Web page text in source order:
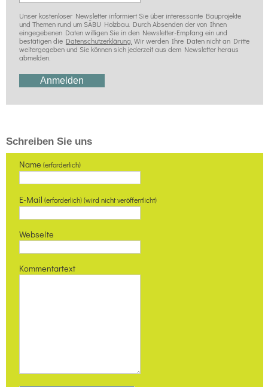
Unser kostenloser Newsletter informiert Sie über interessante Bauprojekte
und Themen rund um SÄBU Holzbau. Durch Absenden der von Ihnen
eingegebenen Daten willigen Sie in den Newsletter-Empfang ein und
bestätigen die Datenschutzerklärung.Wir werden Ihre Daten nicht an Dritte
weitergegeben und Sie können sich jederzeit aus dem Newsletter heraus
abmelden.
Schreiben Sie uns
Name (erforderlich)
E-Mail (erforderlich) (wird nicht veröffentlicht)
Webseite
Kommentartext